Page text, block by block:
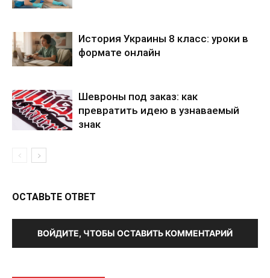
История Украины 8 класс: уроки в
формате онлайн
Шевроны под заказ: как
превратить идею в узнаваемый
знак
ОСТАВЬТЕ ОТВЕТ
ВОЙДИТЕ, ЧТОБЫ ОСТАВИТЬ КОММЕНТАРИЙ